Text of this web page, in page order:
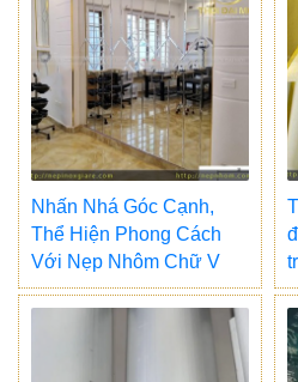
Nhấn Nhá Góc Cạnh,
Thể Hiện Phong Cách
Với Nẹp Nhôm Chữ V